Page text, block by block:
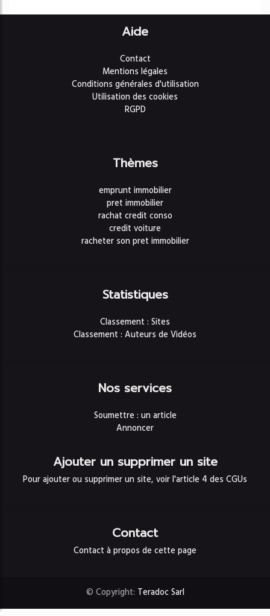
Aide
Contact
Mentions légales
Conditions générales d'utilisation
Utilisation des cookies
RGPD
Thèmes
emprunt immobilier
pret immobilier
rachat credit conso
credit voiture
racheter son pret immobilier
Statistiques
Classement : Sites
Classement : Auteurs de Vidéos
Nos services
Soumettre : un article
Annoncer
Ajouter un supprimer un site
Pour ajouter ou supprimer un site, voir l'article 4 des CGUs
Contact
Contact à propos de cette page
© Copyright: Teradoc Sarl